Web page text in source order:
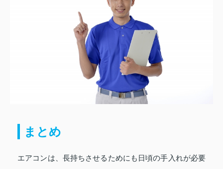
まとめ
エアコンは、長持ちさせるためにも日頃の手入れが必要